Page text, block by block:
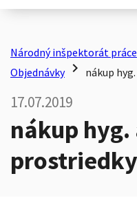
Národný inšpektorát práce
Objednávky chevron_right nákup
17.07.2019
nákup hyg.
prostriedky